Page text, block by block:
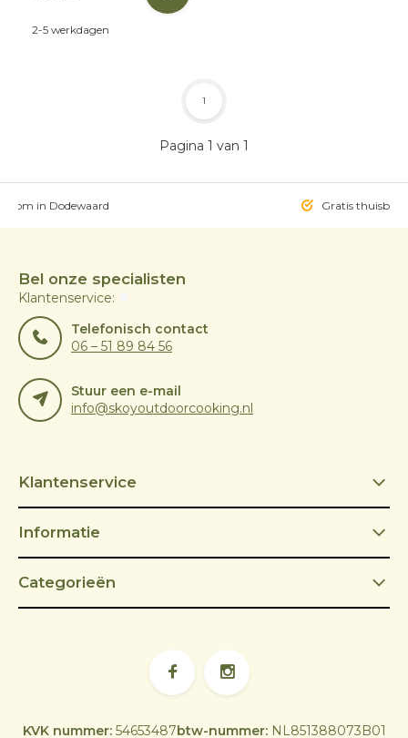
2-5 werkdagen
Pagina 1 van 1
1
in Dodewaard Gratis
Bel onze specialisten
Klantenservice:
Telefonisch contact
06 – 51 89 84 56
Stuur een e-mail
info@skoyoutdoorcooking.nl
Klantenservice
Informatie
Categorieën
KVK nummer:54653487btw-nummer:NL851388073B01